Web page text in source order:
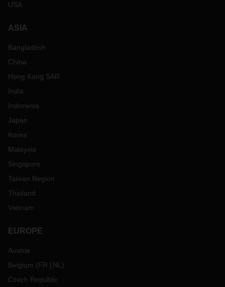
USA
ASIA
Bangladesh
China
Hong Kong SAR
India
Indonesia
Japan
Korea
Malaysia
Singapore
Taiwan Region
Thailand
Vietnam
EUROPE
Austria
Belgium (FR NL )
Czech Republic